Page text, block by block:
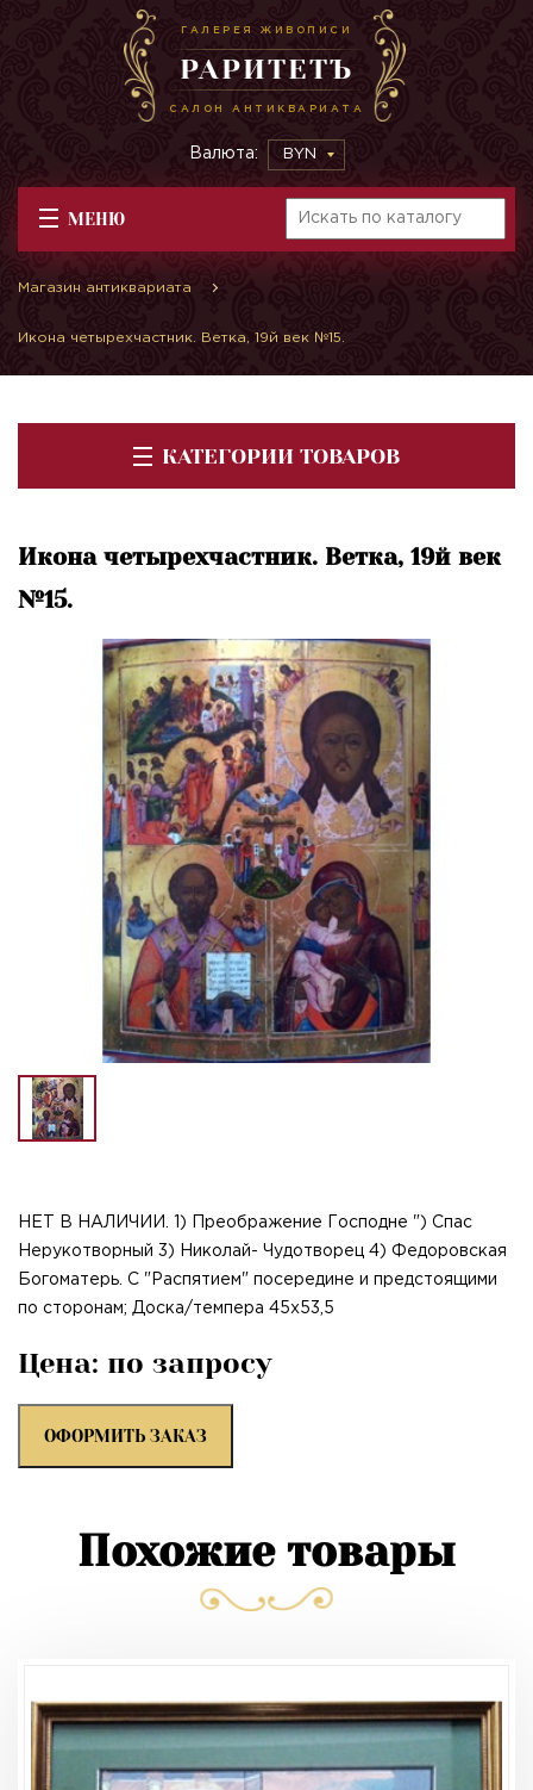
ГАЛЕРЕЯ ЖИВОПИСИ
РАРИТЕТЪ
САЛОН АНТИКВАРИАТА
Валюта: BYN
МЕНЮ
Магазин антиквариата
Икона четырехчастник. Ветка, 19й век №15.
КАТЕГОРИИ ТОВАРОВ
Икона четырехчастник. Ветка, 19й век
№15.
НЕТ В НАЛИЧИИ. 1) Преображение Господне ") Спас
Нерукотворный 3) Николай- Чудотворец 4) Федоровская
Богоматерь. С "Распятием" посередине и предстоящими
по сторонам; Доска/темпера 45х53,5
Цена: по запросу
ОФОРМИТЬ ЗАКАЗ
Похожие товары